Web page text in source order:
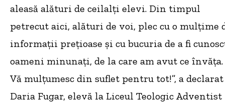
aleasă alături de ceilalți elevi. Din timpul
petrecut aici, alături de voi, plec cu o mulțime
informații prețioase și cu bucuria de a fi
oameni minunați, de la care am avut ce învăța.
Vă mulțumesc din suflet pentru tot!”, a declarat
Daria Fugar, elevă la Liceul Teologic Adventist